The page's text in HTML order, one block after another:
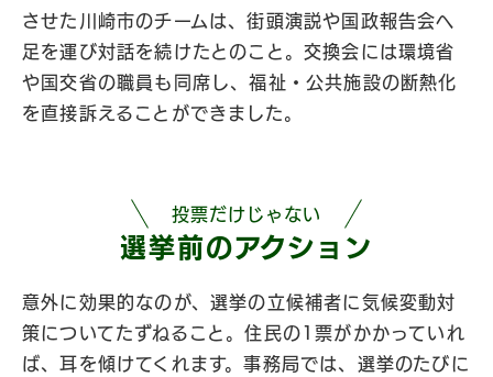
させた川崎市のチームは、街頭演説や国政報告会へ
足を運び対話を続けたとのこと。交換会には環境省
や国交省の職員も同席し、福祉・公共施設の断熱化
を直接訴えることができました。
投票だけじゃない
選挙前のアクション​
意外に効果的なのが、選挙の立候補者に気候変動対
策についてたずねること。住民の1票がかかっていれ
ば、耳を傾けてくれます。事務局では、選挙のたびに